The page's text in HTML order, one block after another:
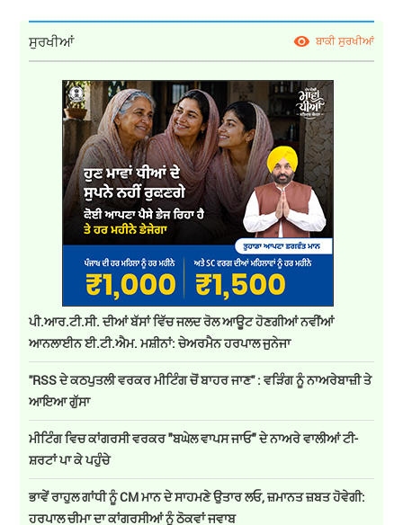
ਸੁਰਖੀਆਂ ਬਾਕੀ ਸੁਰਖੀਆਂ
ਪੀ.ਆਰ.ਟੀ.ਸੀ. ਦੀਆਂ ਬੱਸਾਂ ਵਿੱਚ ਜਲਦ ਰੋਲ ਆਊਟ ਹੋਣਗੀਆਂ ਨਵੀਂਆਂ
ਆਨਲਾਈਨ ਈ.ਟੀ.ਐਮ. ਮਸ਼ੀਨਾਂ: ਚੇਅਰਮੈਨ ਹਰਪਾਲ ਜੁਨੇਜਾ
''RSS ਦੇ ਕਠਪੁਤਲੀ ਵਰਕਰ ਮੀਟਿੰਗ ਚੋਂ ਬਾਹਰ ਜਾਣ'' : ਵੜਿੰਗ ਨੂੰ ਨਾਅਰੇਬਾਜ਼ੀ ਤੇ
ਆਇਆ ਗੁੱਸਾ
ਮੀਟਿੰਗ ਵਿਚ ਕਾਂਗਰਸੀ ਵਰਕਰ "ਬਘੇਲ ਵਾਪਸ ਜਾਓ" ਦੇ ਨਾਅਰੇ ਵਾਲੀਆਂ ਟੀ-
ਸ਼ਰਟਾਂ ਪਾ ਕੇ ਪਹੁੰਚੇ
ਭਾਵੇਂ ਰਾਹੁਲ ਗਾਂਧੀ ਨੂੰ CM ਮਾਨ ਦੇ ਸਾਹਮਣੇ ਉਤਾਰ ਲਓ, ਜ਼ਮਾਨਤ ਜ਼ਬਤ ਹੋਵੇਗੀ:
ਹਰਪਾਲ ਚੀਮਾ ਦਾ ਕਾਂਗਰਸੀਆਂ ਨੂੰ ਠੋਕਵਾਂ ਜਵਾਬ